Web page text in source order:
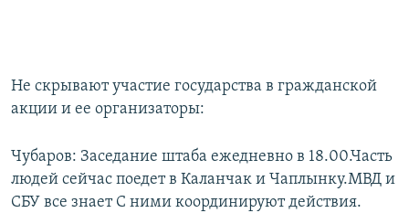
Не скрывают участие государства в гражданской
акции и ее организаторы:
Чубаров: Заседание штаба ежедневно в 18.00.Часть
людей сейчас поедет в Каланчак и Чаплынку.МВД и
СБУ все знает С ними координируют действия.